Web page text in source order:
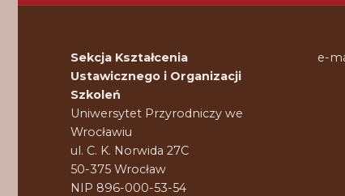
Sekcja Kształcenia
Ustawicznego i Organizacji
Szkoleń
Uniwersytet Przyrodniczy we
Wrocławiu
ul. C. K. Norwida 27C
50-375 Wrocław
NIP 896-000-53-54
e-